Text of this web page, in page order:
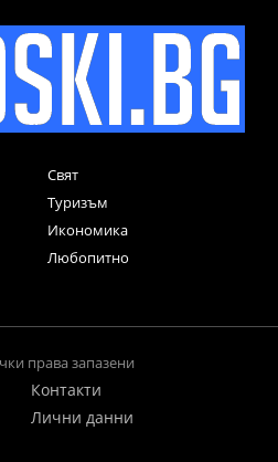
Свят
Туризъм
Икономика
Любопитно
права запазени
Контакти
Лични данни